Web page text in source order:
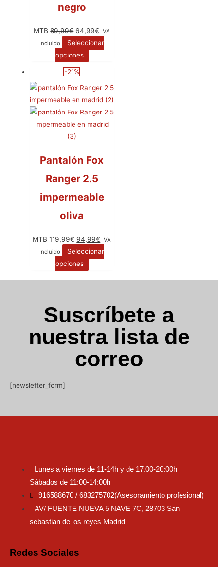
negro
MTB89,99€ 64,99€ IVA
Incluido
Seleccionar
opciones
-21%
Pantalón Fox
Ranger 2.5
impermeable
oliva
MTB119,99€ 94,99€ IVA
Incluido
Seleccionar
opciones
Suscríbete a
nuestra lista de
correo
[newsletter_form]
Lunes a viernes de 11-14h y de 17.00-20:00h
Sábados de 11:00-14:00h
916588670 / 683275702(Asesoramiento profesional)
AV/ FUENTE NUEVA 5 NAVE 7C, 28703 San
sebastian de los reyes Madrid
Redes Sociales